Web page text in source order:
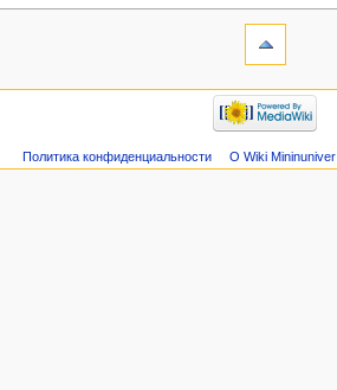
Политика конфиденциальности О Wiki Mininuniver